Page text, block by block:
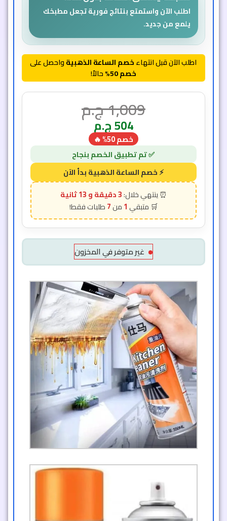
اطلب الآن واستمتع بنتائج فورية تجعل مطبخك
يلمع من جديد.
اطلب الآن قبل انتهاءخصم الساعة الذهبيةواحصل على
خصم 50%
حالاً!
1,009ج.م
504ج.م
خصم 50% 🔥
3 دقيقة و 11 ثانية
1
7
غير متوفر في المخزون